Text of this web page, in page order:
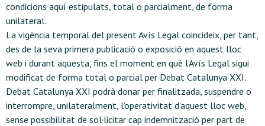
condicions aquí estipulats, total o parcialment, de forma
unilateral.
La vigència temporal del present Avís Legal coincideix, per tant,
des de la seva primera publicació o exposició en aquest lloc
web i durant aquesta, fins el moment en què l’Avís Legal sigui
modificat de forma total o parcial per Debat Catalunya XXI.
Debat Catalunya XXI podrà donar per finalitzada, suspendre o
interrompre, unilateralment, l’operativitat d’aquest lloc web,
sense possibilitat de sol·licitar cap indemnització per part de